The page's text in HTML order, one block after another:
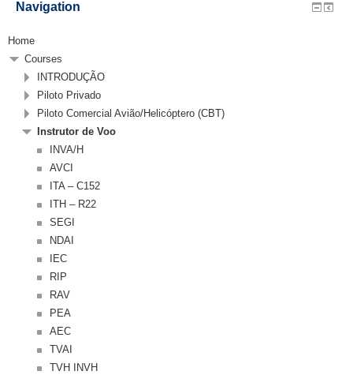
English ‎(en)‎
Navigation
Home
Courses
INTRODUÇÃO
Piloto Privado
Piloto Comercial Avião/Helicóptero (CBT)
Instrutor de Voo
INVA/H
AVCI
ITA – C152
ITH – R22
SEGI
NDAI
IEC
RIP
RAV
PEA
AEC
TVAI
TVH INVH